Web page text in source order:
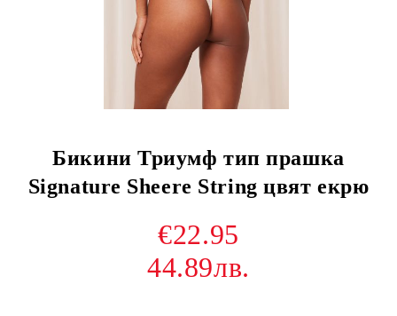
Бикини Триумф тип прашка
Signature Sheere String цвят екрю
€22.95
44.89лв.